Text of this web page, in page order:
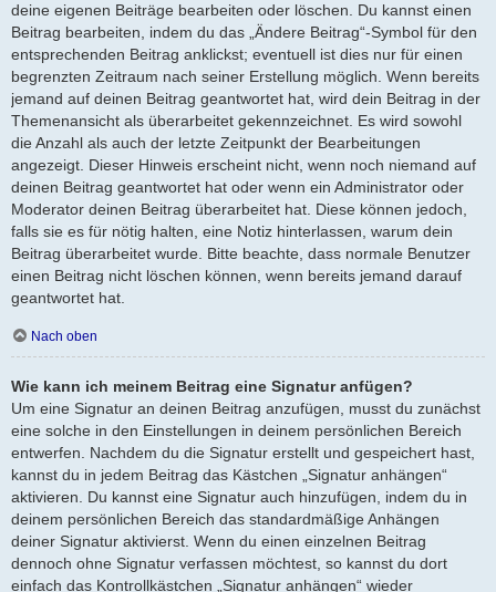
deine eigenen Beiträge bearbeiten oder löschen. Du kannst einen
Beitrag bearbeiten, indem du das „Ändere Beitrag“-Symbol für den
entsprechenden Beitrag anklickst; eventuell ist dies nur für einen
begrenzten Zeitraum nach seiner Erstellung möglich. Wenn bereits
jemand auf deinen Beitrag geantwortet hat, wird dein Beitrag in der
Themenansicht als überarbeitet gekennzeichnet. Es wird sowohl
die Anzahl als auch der letzte Zeitpunkt der Bearbeitungen
angezeigt. Dieser Hinweis erscheint nicht, wenn noch niemand auf
deinen Beitrag geantwortet hat oder wenn ein Administrator oder
Moderator deinen Beitrag überarbeitet hat. Diese können jedoch,
falls sie es für nötig halten, eine Notiz hinterlassen, warum dein
Beitrag überarbeitet wurde. Bitte beachte, dass normale Benutzer
einen Beitrag nicht löschen können, wenn bereits jemand darauf
geantwortet hat.
Nach oben
Wie kann ich meinem Beitrag eine Signatur anfügen?
Um eine Signatur an deinen Beitrag anzufügen, musst du zunächst
eine solche in den Einstellungen in deinem persönlichen Bereich
entwerfen. Nachdem du die Signatur erstellt und gespeichert hast,
kannst du in jedem Beitrag das Kästchen „Signatur anhängen“
aktivieren. Du kannst eine Signatur auch hinzufügen, indem du in
deinem persönlichen Bereich das standardmäßige Anhängen
deiner Signatur aktivierst. Wenn du einen einzelnen Beitrag
dennoch ohne Signatur verfassen möchtest, so kannst du dort
einfach das Kontrollkästchen „Signatur anhängen“ wieder